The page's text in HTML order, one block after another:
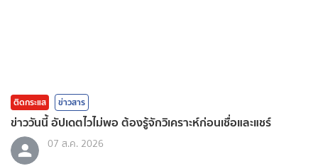
ติดกระแส ข่าวสาร
ข่าววันนี้ อัปเดตไวไม่พอ ต้องรู้จักวิเคราะห์ก่อนเชื่อและแชร์
07 ส.ค. 2026